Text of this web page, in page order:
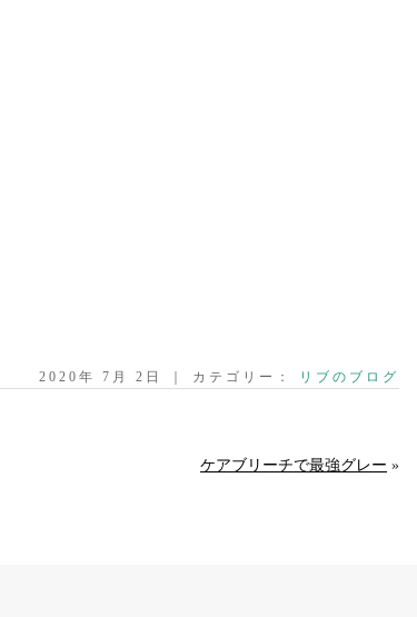
2020年 7月 2日 ｜ カテゴリー： リブのブログ
ケアブリーチで最強グレー »